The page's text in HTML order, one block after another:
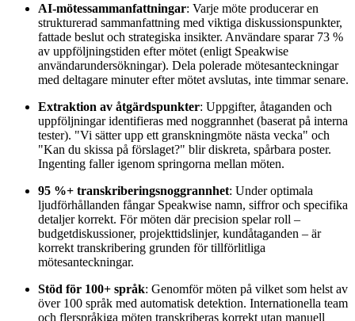
AI-mötessammanfattningar: Varje möte producerar en
strukturerad sammanfattning med viktiga diskussionspunkter,
fattade beslut och strategiska insikter. Användare sparar 73 %
av uppföljningstiden efter mötet (enligt Speakwise
användarundersökningar). Dela polerade mötesanteckningar
med deltagare minuter efter mötet avslutas, inte timmar senare.
Extraktion av åtgärdspunkter: Uppgifter, åtaganden och
uppföljningar identifieras med noggrannhet (baserat på interna
tester). "Vi sätter upp ett granskningmöte nästa vecka" och
"Kan du skissa på förslaget?" blir diskreta, spårbara poster.
Ingenting faller igenom springorna mellan möten.
95 %+ transkriberingsnoggrannhet: Under optimala
ljudförhållanden fångar Speakwise namn, siffror och specifika
detaljer korrekt. För möten där precision spelar roll –
budgetdiskussioner, projekttidslinjer, kundåtaganden – är
korrekt transkribering grunden för tillförlitliga
mötesanteckningar.
Stöd för 100+ språk: Genomför möten på vilket som helst av
över 100 språk med automatisk detektion. Internationella team
och flerspråkiga möten transkriberas korrekt utan manuell